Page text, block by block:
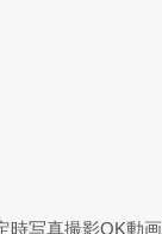
写真撮影OK動